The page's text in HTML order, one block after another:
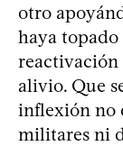
otro
haya
reactivación
alivio. Que
inflexión no
militares ni